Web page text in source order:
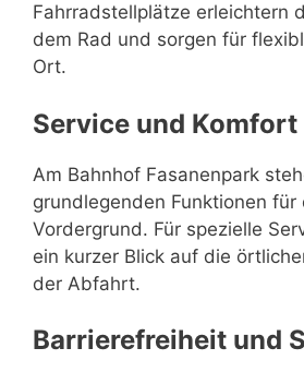
Fahrradstellplätze erleichtern
dem Rad und sorgen für
Ort.
Service und Komfort
Am Bahnhof Fasanenpark
grundlegenden Funktionen für
Vordergrund. Für spezielle
ein kurzer Blick auf die
der Abfahrt.
Barrierefreiheit und